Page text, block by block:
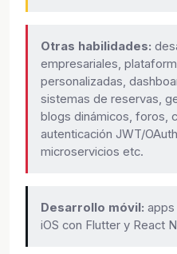
Otras habilidades:
empresariales,
personalizadas,
sistemas de reservas,
blogs dinámicos, foros,
autenticación JWT/
microservicios etc.
Desarrollo móvil: apps
iOS con Flutter y React